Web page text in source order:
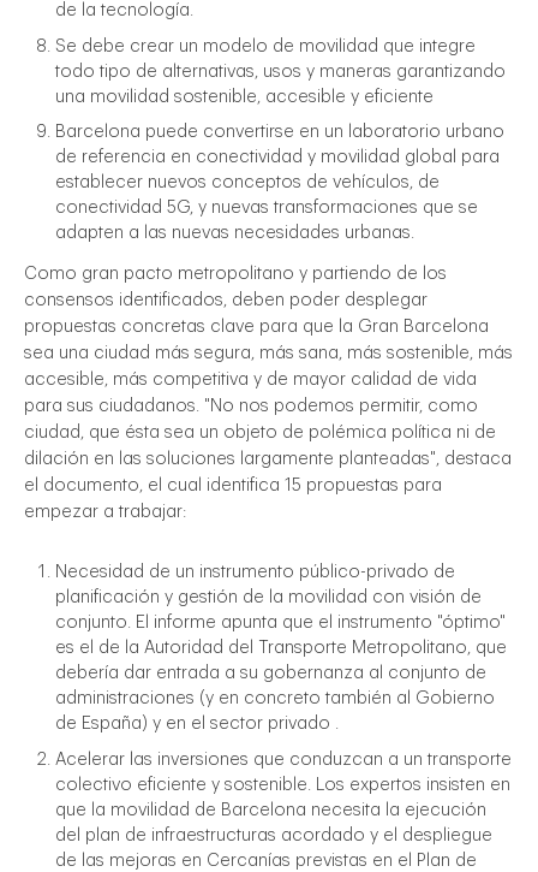
de la tecnología.
Se debe crear un modelo de movilidad que integre
todo tipo de alternativas, usos y maneras garantizando
una movilidad sostenible, accesible y eficiente
Barcelona puede convertirse en un laboratorio urbano
de referencia en conectividad y movilidad global para
establecer nuevos conceptos de vehículos, de
conectividad 5G, y nuevas transformaciones que se
adapten a las nuevas necesidades urbanas.
Como gran pacto metropolitano y partiendo de los
consensos identificados, deben poder desplegar
propuestas concretas clave para que la Gran Barcelona
sea una ciudad más segura, más sana, más sostenible, más
accesible, más competitiva y de mayor calidad de vida
para sus ciudadanos. "No nos podemos permitir, como
ciudad, que ésta sea un objeto de polémica política ni de
dilación en las soluciones largamente planteadas", destaca
el documento, el cual identifica 15 propuestas para
empezar a trabajar:
Necesidad de un instrumento público-privado de
planificación y gestión de la movilidad con visión de
conjunto. El informe apunta que el instrumento "óptimo"
es el de la Autoridad del Transporte Metropolitano, que
debería dar entrada a su gobernanza al conjunto de
administraciones (y en concreto también al Gobierno
de España) y en el sector privado .
Acelerar las inversiones que conduzcan a un transporte
colectivo eficiente y sostenible. Los expertos insisten en
que la movilidad de Barcelona necesita la ejecución
del plan de infraestructuras acordado y el despliegue
de las mejoras en Cercanías previstas en el Plan de